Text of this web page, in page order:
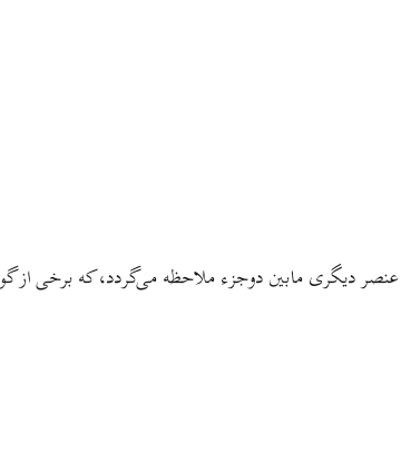
دیگری مابین دوجزء ملاحظه می‌گردد، که برخی از